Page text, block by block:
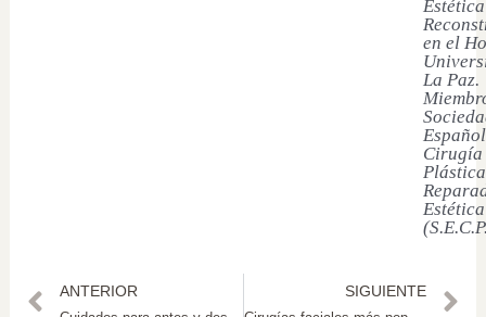
en el
La Paz.
Cirugía
Estética
ANTERIOR SIGUIENTE